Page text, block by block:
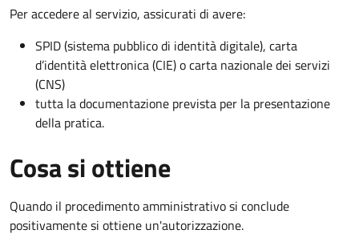
Per accedere al servizio, assicurati di avere:
SPID (sistema pubblico di identità digitale), carta
d’identità elettronica (CIE) o carta nazionale dei servizi
(CNS)
tutta la documentazione prevista per la presentazione
della pratica.
Cosa si ottiene
Quando il procedimento amministrativo si conclude
positivamente si ottiene un'autorizzazione.